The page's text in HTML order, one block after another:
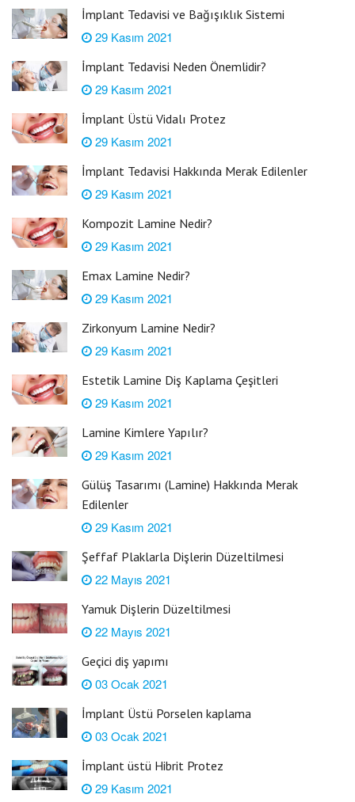
İmplant Tedavisi ve Bağışıklık Sistemi
29 Kasım 2021
İmplant Tedavisi Neden Önemlidir?
29 Kasım 2021
İmplant Üstü Vidalı Protez
29 Kasım 2021
İmplant Tedavisi Hakkında Merak Edilenler
29 Kasım 2021
Kompozit Lamine Nedir?
29 Kasım 2021
Emax Lamine Nedir?
29 Kasım 2021
Zirkonyum Lamine Nedir?
29 Kasım 2021
Estetik Lamine Diş Kaplama Çeşitleri
29 Kasım 2021
Lamine Kimlere Yapılır?
29 Kasım 2021
Gülüş Tasarımı (Lamine) Hakkında Merak
Edilenler
29 Kasım 2021
Şeffaf Plaklarla Dişlerin Düzeltilmesi
22 Mayıs 2021
Yamuk Dişlerin Düzeltilmesi
22 Mayıs 2021
Geçici diş yapımı
03 Ocak 2021
İmplant Üstü Porselen kaplama
03 Ocak 2021
İmplant üstü Hibrit Protez
29 Kasım 2021